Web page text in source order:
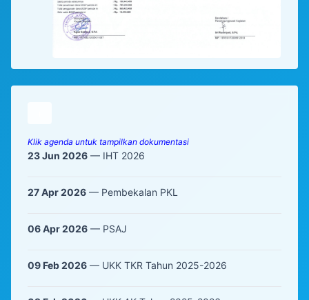
Klik agenda untuk tampilkan dokumentasi
23 Jun 2026 — IHT 2026
27 Apr 2026 — Pembekalan PKL
06 Apr 2026 — PSAJ
09 Feb 2026 — UKK TKR Tahun 2025-2026